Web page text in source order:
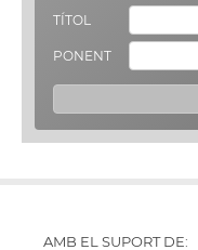
TÍTOL
PONENT
AMB EL SUPORT DE: